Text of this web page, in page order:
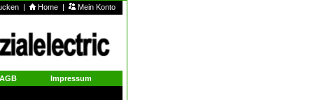
| Home | Mein Konto
AGB Impressum